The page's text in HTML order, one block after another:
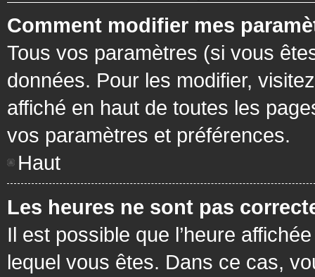
Comment modifier mes
Tous vos paramètres (si vous
données. Pour les modifier,
affiché en haut de toutes les
vos paramètres et préférences.
Haut
Les heures ne sont pas
Il est possible que l’heure
lequel vous êtes. Dans ce cas,